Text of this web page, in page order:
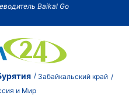
Baikal Go
Забайкальский край
и Мир